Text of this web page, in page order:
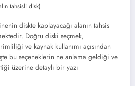
tahsisli disk)
diskte kaplayacağı alanın tahsis
Doğru diski seçmek,
ve kaynak kullanımı açısından
bu seçeneklerin ne anlama geldiği ve
üzerine detaylı bir yazı